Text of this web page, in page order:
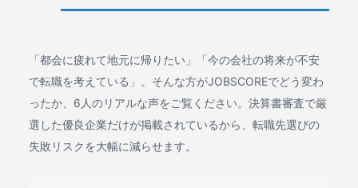
「都会に疲れて地元に帰りたい」「今の会社の将来が不安
で転職を考えている」。そんな方がJOBSCOREでどう変わ
ったか、6人のリアルな声をご覧ください。決算書審査で厳
選した優良企業だけが掲載されているから、転職先選びの
失敗リスクを大幅に減らせます。